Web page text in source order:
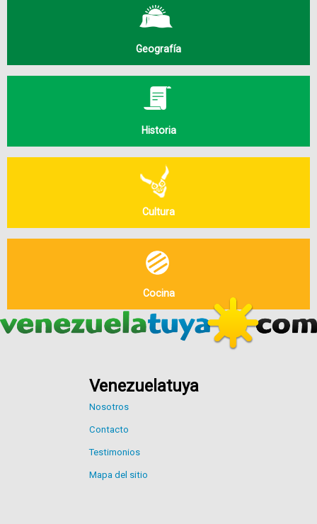
Geografía
Historia
Cultura
Cocina
Venezuelatuya
Nosotros
Contacto
Testimonios
Mapa del sitio